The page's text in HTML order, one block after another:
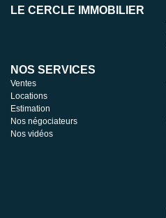
LE CERCLE IMMOBILIER
NOS SERVICES
Ventes
Locations
Estimation
Nos négociateurs
Nos vidéos